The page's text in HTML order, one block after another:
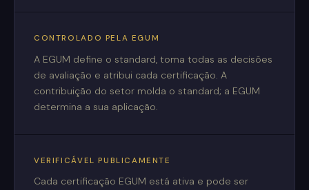
CONTROLADO PELA EGUM
A EGUM define o standard, toma todas as decisões
de avaliação e atribui cada certificação. A
contribuição do setor molda o standard; a EGUM
determina a sua aplicação.
VERIFICÁVEL PUBLICAMENTE
Cada certificação EGUM está ativa e pode ser